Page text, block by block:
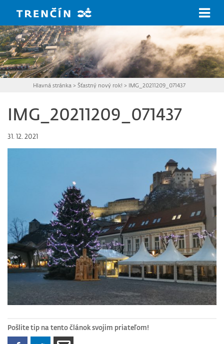
Hlavná stránka > Šťastný nový rok! > IMG_20211209_071437
IMG_20211209_071437
31. 12. 2021
Pošlite tip na tento článok svojim priateľom!